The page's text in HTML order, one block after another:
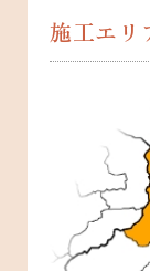
施工エリ